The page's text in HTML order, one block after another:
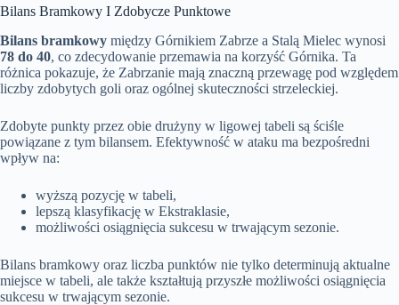
Bilans Bramkowy I Zdobycze Punktowe
Bilans bramkowy między Górnikiem Zabrze a Stalą Mielec wynosi
78 do 40, co zdecydowanie przemawia na korzyść Górnika. Ta
różnica pokazuje, że Zabrzanie mają znaczną przewagę pod względem
liczby zdobytych goli oraz ogólnej skuteczności strzeleckiej.
Zdobyte punkty przez obie drużyny w ligowej tabeli są ściśle
powiązane z tym bilansem. Efektywność w ataku ma bezpośredni
wpływ na:
wyższą pozycję w tabeli,
lepszą klasyfikację w Ekstraklasie,
możliwości osiągnięcia sukcesu w trwającym sezonie.
Bilans bramkowy oraz liczba punktów nie tylko determinują aktualne
miejsce w tabeli, ale także kształtują przyszłe możliwości osiągnięcia
sukcesu w trwającym sezonie.